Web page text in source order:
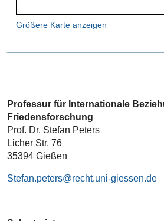
Größere Karte anzeigen
Professur für Internationale
Friedensforschung
Prof. Dr. Stefan Peters
Licher Str. 76
35394 Gießen
Stefan.peters